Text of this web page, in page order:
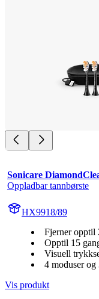
Sonicare
Oppladbar tannbørste
HX9918/89
Fjerner opptil
Opptil 15
Visuell
4 moduser og
Vis produkt